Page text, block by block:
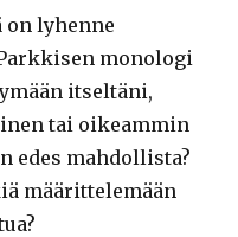
on lyhenne
monologi
itseltäni,
tai oikeammin
edes mahdollista?
määrittelemään